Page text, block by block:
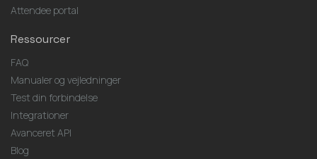
Attendee portal
Ressourcer
FAQ
Manualer og vejledninger
Test din forbindelse
Integrationer
Avanceret API
Blog